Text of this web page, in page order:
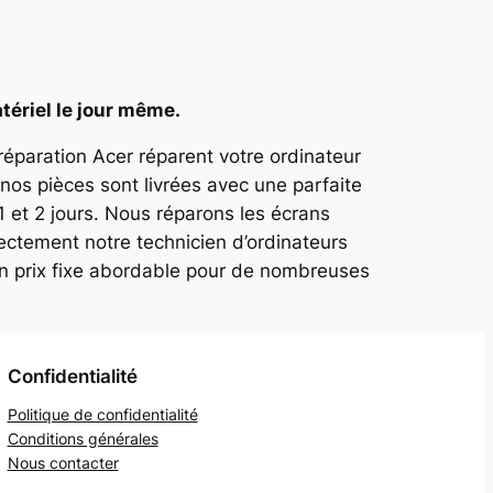
le jour même.
Acer réparent votre ordinateur
pièces sont livrées avec une parfaite
2 jours. Nous réparons les écrans
notre technicien d’ordinateurs
prix fixe abordable pour de nombreuses
Confidentialité
Politique de confidentialité
Conditions générales
Nous contacter